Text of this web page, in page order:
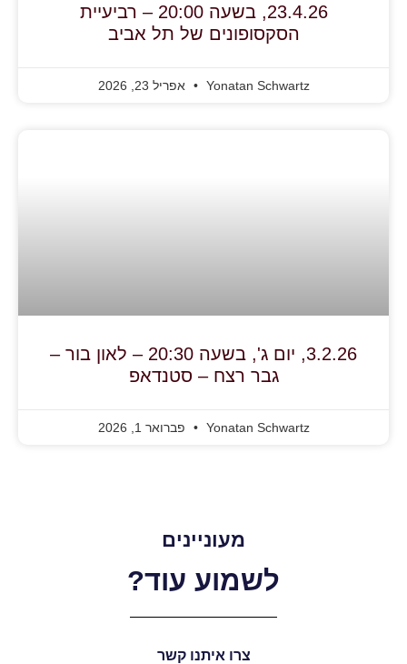
23.4.26, בשעה 20:00 – רביעיית
הסקסופונים של תל אביב
Yonatan Schwartz אפריל 23, 2026
3.2.26, יום ג', בשעה 20:30 – לאון בור –
גבר רצח – סטנדאפ
Yonatan Schwartz פברואר 1, 2026
מעוניינים
לשמוע עוד?
צרו איתנו קשר